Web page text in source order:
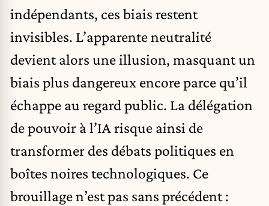
indépendants, ces biais restent
invisibles. L’apparente neutralité
devient alors une illusion, masquant un
biais plus dangereux encore parce qu’il
échappe au regard public. La délégation
de pouvoir à l’IA risque ainsi de
transformer des débats politiques en
boîtes noires technologiques. Ce
brouillage n’est pas sans précédent :